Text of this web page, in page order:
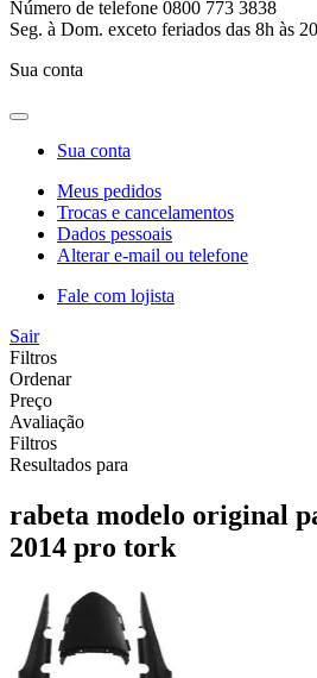
Número de telefone 0800 773 3838
Seg. à Dom. exceto feriados das 8h às
Sua conta
Sua conta
Meus pedidos
Trocas e cancelamentos
Dados pessoais
Alterar e-mail ou telefone
Fale com lojista
Sair
Filtros
Ordenar
Preço
Avaliação
Filtros
Resultados para
rabeta modelo original
2014 pro tork